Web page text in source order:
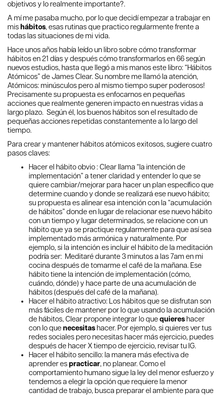
objetivos y lo realmente importante?.
A mí me pasaba mucho, por lo que decidí empezar a trabajar en
mis hábitos, esas rutinas que practico regularmente frente a
todas las situaciones de mi vida.
Hace unos años había leído un libro sobre cómo transformar
hábitos en 21 días y después cómo transformarlos en 66 según
nuevos estudios, hasta que llegó a mis manos este libro: “Hábitos
Atómicos” de James Clear. Su nombre me llamó la atención,
Atómicos: minúsculos pero al mismo tiempo super poderosos!
Precisamente su propuesta es enfocarnos en pequeñas
acciones que realmente generen impacto en nuestras vidas a
largo plazo. Según él, los buenos hábitos son el resultado de
pequeñas acciones repetidas constantemente a lo largo del
tiempo.
Para crear y mantener hábitos atómicos exitosos, sugiere cuatro
pasos claves:
Hacer el hábito obvio : Clear llama “la intención de
implementación” a tener claridad y entender lo que se
quiere cambiar/mejorar para hacer un plan específico que
determine cuando y donde se realizará ese nuevo hábito;
su propuesta es alinear esa intención con la “acumulación
de hábitos” donde en lugar de relacionar ese nuevo hábito
con un tiempo y lugar determinados, se relacione con un
hábito que ya se practique regularmente para que así sea
implementado más armónica y naturalmente. Por
ejemplo, si la intención es incluir el hábito de la meditación
podría ser: Meditaré durante 3 minutos a las 7am en mi
cocina después de tomarme el café de la mañana. Ese
hábito tiene la intención de implementación (cómo,
cuándo, dónde) y hace parte de una acumulación de
hábitos (después del café de la mañana).
Hacer el hábito atractivo: Los hábitos que se disfrutan son
más fáciles de mantener por lo que usando la acumulación
de hábitos, Clear propone integrar lo quequieres hacer
con lo quenecesitas hacer. Por ejemplo, si quieres ver tus
redes sociales pero necesitas hacer más ejercicio, puedes
después de hacer X tiempo de ejercicio, revisar tu IG.
Hacer el hábito sencillo: la manera más efectiva de
aprender espracticar, no planear. Como el
comportamiento humano sigue la ley del menor esfuerzo y
tendemos a elegir la opción que requiere la menor
cantidad de trabajo, busca preparar el ambiente para que